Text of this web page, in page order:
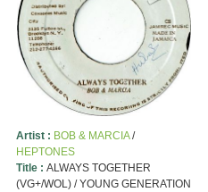
Artist : BOB & MARCIA/
HEPTONES
Title : ALWAYS TOGETHER
(VG+/WOL) / YOUNG GENERATION